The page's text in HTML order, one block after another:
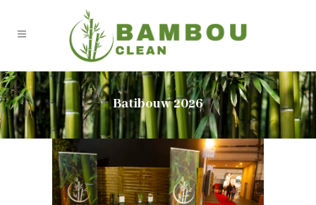
Batibouw 2026